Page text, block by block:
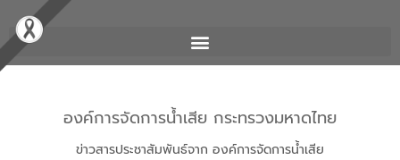
องค์การจัดการน้ำเสีย กระทรวงมหาดไทย
ข่าวสารประชาสัมพันธ์จาก องค์การจัดการน้ำเสีย